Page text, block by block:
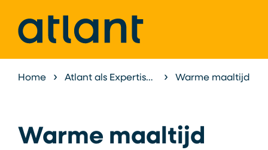
Home Atlant als Expertisecentrum Warme maaltijd
Warme maaltijd